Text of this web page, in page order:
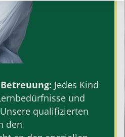
Betreuung: Jedes Kind
und
qualifizierten
den